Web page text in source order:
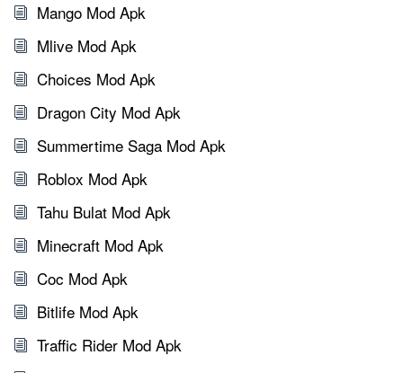
Mango Mod Apk
Mlive Mod Apk
Choices Mod Apk
Dragon City Mod Apk
Summertime Saga Mod Apk
Roblox Mod Apk
Tahu Bulat Mod Apk
Minecraft Mod Apk
Coc Mod Apk
Bitlife Mod Apk
Traffic Rider Mod Apk